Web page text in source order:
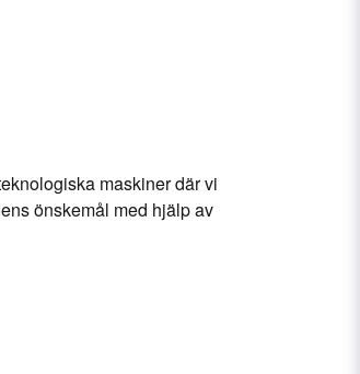
maskiner där vi
önskemål med hjälp av